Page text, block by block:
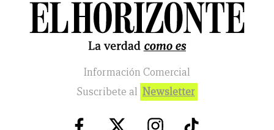
Información Comercial
Suscribete al Newsletter